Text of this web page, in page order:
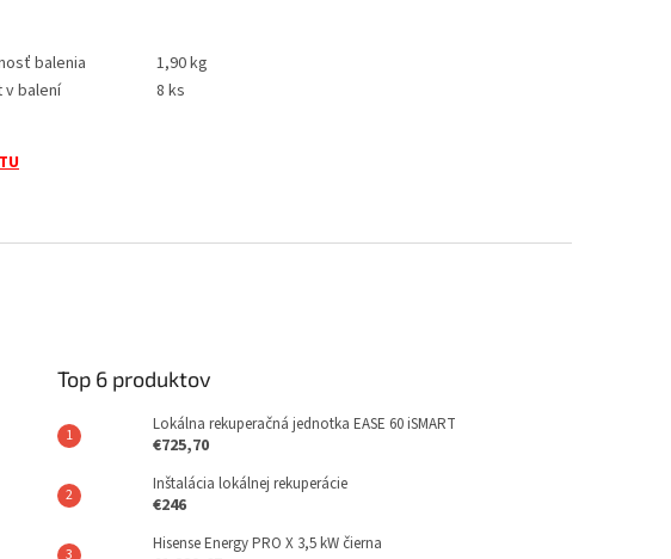
balenia
1,90 kg
v balení 8 ks
Top 6 produktov
Lokálna rekuperačná jednotka EASE 60 iSMART
€725,70
Inštalácia lokálnej rekuperácie
€246
Hisense Energy PRO X 3,5 kW čierna